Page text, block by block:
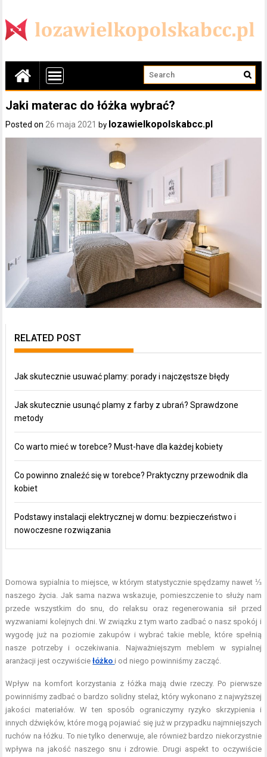
Jaki materac do łóżka wybrać?
Posted on 26 maja 2021 by lozawielkopolskabcc.pl
RELATED POST
Jak skutecznie usuwać plamy: porady i najczęstsze błędy
Jak skutecznie usunąć plamy z farby z ubrań? Sprawdzone
metody
Co warto mieć w torebce? Must-have dla każdej kobiety
Co powinno znaleźć się w torebce? Praktyczny przewodnik dla
kobiet
Podstawy instalacji elektrycznej w domu: bezpieczeństwo i
nowoczesne rozwiązania
Domowa sypialnia to miejsce, w którym statystycznie spędzamy nawet ⅓
naszego życia. Jak sama nazwa wskazuje, pomieszczenie to służy nam
przede wszystkim do snu, do relaksu oraz regenerowania sił przed
wyzwaniami kolejnych dni. W związku z tym warto zadbać o nasz spokój i
wygodę już na poziomie zakupów i wybrać takie meble, które spełnią
nasze potrzeby i oczekiwania. Najważniejszym meblem w sypialnej
aranżacji jest oczywiściełóżko i od niego powinniśmy zacząć.
Wpływ na komfort korzystania z łóżka mają dwie rzeczy. Po pierwsze
powinniśmy zadbać o bardzo solidny stelaż, który wykonano z najwyższej
jakości materiałów. W ten sposób ograniczymy ryzyko skrzypienia i
innych dźwięków, które mogą pojawiać się już w przypadku najmniejszych
ruchów na łóżku. To nie tylko denerwuje, ale również bardzo niekorzystnie
wpływa na jakość naszego snu i zdrowie. Drugi aspekt to oczywiście